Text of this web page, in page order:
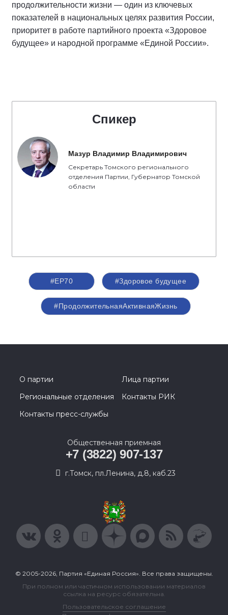
продолжительности жизни — один из ключевых
показателей в национальных целях развития России,
приоритет в работе партийного проекта «Здоровое
будущее» и народной программе «Единой России».
Спикер
Мазур Владимир Владимирович
Секретарь Томского регионального
отделения Партии, Губернатор Томской
области
#ЕР70 #Здоровое будущее
#ПродолжительнаяАктивнаяЖизнь
О партии
Лица партии
Региональные отделения
Контакты РИК
Контакты пресс-службы
Общественная приемная
+7 (3822) 907-137
г.Томск, пл.Ленина, д.8, каб.23
© 2005-2026, Партия «Единая Россия». Все права защищены.
При полном или частичном использовании материалов
ссылка на ресурс обязательна.
Пользовательское соглашение